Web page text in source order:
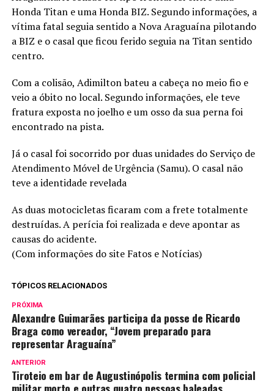
Honda Titan e uma Honda BIZ. Segundo informações, a
vítima fatal seguia sentido a Nova Araguaína pilotando
a BIZ e o casal que ficou ferido seguia na Titan sentido
centro.
Com a colisão, Adimilton bateu a cabeça no meio fio e
veio a óbito no local. Segundo informações, ele teve
fratura exposta no joelho e um osso da sua perna foi
encontrado na pista.
Já o casal foi socorrido por duas unidades do Serviço de
Atendimento Móvel de Urgência (Samu). O casal não
teve a identidade revelada
As duas motocicletas ficaram com a frete totalmente
destruídas. A perícia foi realizada e deve apontar as
causas do acidente.
(Com informações do site Fatos e Notícias)
TÓPICOS RELACIONADOS
PRÓXIMA
Alexandre Guimarães participa da posse de Ricardo
Braga como vereador, “Jovem preparado para
representar Araguaína”
ANTERIOR
Tiroteio em bar de Augustinópolis termina com policial